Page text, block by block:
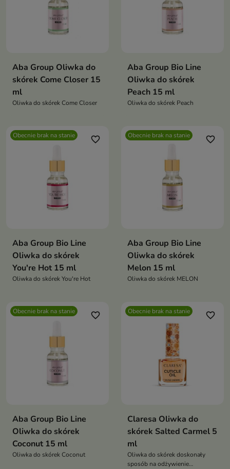
Aba Group Oliwka do
skórek Come Closer 15
ml
Oliwka do skórek Come Closer
Aba Group Bio Line
Oliwka do skórek
Peach 15 ml
Oliwka do skórek Peach
Obecnie brak na stanie favorite_border
Aba Group Bio Line
Oliwka do skórek
You're Hot 15 ml
Oliwka do skórek You're Hot
Obecnie brak na stanie favorite_border
Aba Group Bio Line
Oliwka do skórek
Melon 15 ml
Oliwka do skórek MELON
Obecnie brak na stanie favorite_border
Aba Group Bio Line
Oliwka do skórek
Coconut 15 ml
Oliwka do skórek Coconut
Obecnie brak na stanie favorite_border
Claresa Oliwka do
skórek Salted Carmel 5
ml
Oliwka do skórek doskonały
sposób na odżywienie